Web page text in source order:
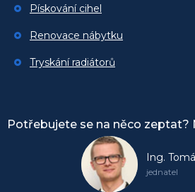
Pískování cihel
Renovace nábytku
Tryskání radiátorů
Potřebujete se na něco zeptat?
Ing.
jednatel